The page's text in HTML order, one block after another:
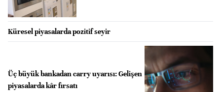
Küresel piyasalarda pozitif seyir
Üç büyük bankadan carry uyarısı: Gelişen
piyasalarda kâr fırsatı